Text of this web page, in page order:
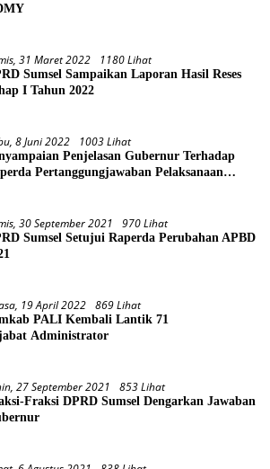
31 Maret 2022 1180 Lihat
Sumsel Sampaikan Laporan Hasil Reses
I Tahun 2022
8 Juni 2022 1003 Lihat
Penjelasan Gubernur Terhadap
Pertanggungjawaban Pelaksanaan
30 September 2021 970 Lihat
Sumsel Setujui Raperda Perubahan APBD
19 April 2022 869 Lihat
PALI Kembali Lantik 71
Administrator
27 September 2021 853 Lihat
Fraksi DPRD Sumsel Dengarkan Jawaban